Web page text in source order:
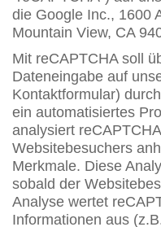
die Google Inc., 1600
Mountain View, CA
Mit reCAPTCHA soll
Dateneingabe auf
Kontaktformular)
ein automatisiertes
analysiert
Websitebesuchers
Merkmale. Diese
sobald der
Analyse wertet
Informationen aus